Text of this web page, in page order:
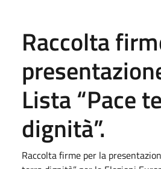
Raccolta
Lista “Pace
dignità”.
Raccolta firme per la